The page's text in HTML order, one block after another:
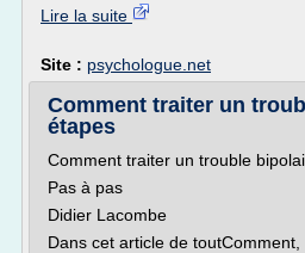
Lire la suite
Site : psychologue.net
Comment traiter un
étapes
Comment traiter un trouble
Pas à pas
Didier Lacombe
Dans cet article de